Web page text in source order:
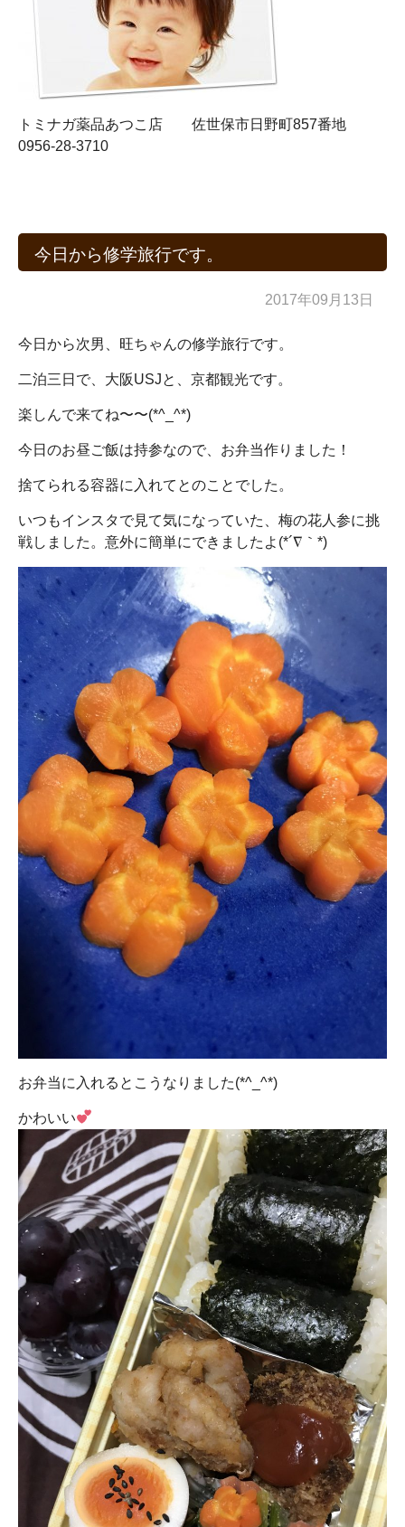
トミナガ薬品あつこ店 佐世保市日野町857番地
0956-28-3710
今日から修学旅行です。
2017年09月13日
今日から次男、旺ちゃんの修学旅行です。
二泊三日で、大阪USJと、京都観光です。
楽しんで来てね〜〜(*^_^*)
今日のお昼ご飯は持参なので、お弁当作りました！
捨てられる容器に入れてとのことでした。
いつもインスタで見て気になっていた、梅の花人参に挑
戦しました。意外に簡単にできましたよ(*´∇｀*)
お弁当に入れるとこうなりました(*^_^*)
かわいい